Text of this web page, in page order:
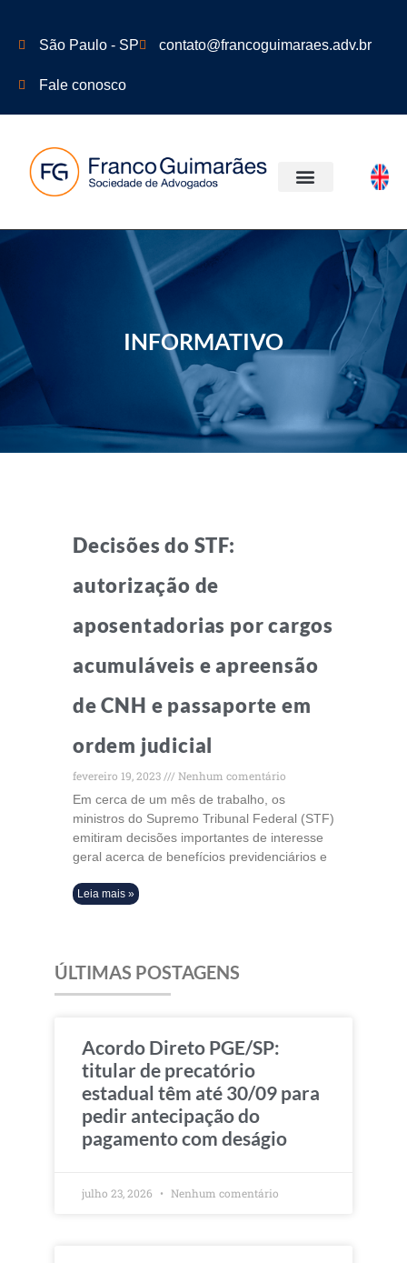
São Paulo - SP contato@francoguimaraes.adv.br
Fale conosco
INFORMATIVO
Decisões do STF:
autorização de
aposentadorias por cargos
acumuláveis e apreensão
de CNH e passaporte em
ordem judicial
fevereiro 19, 2023
Nenhum comentário
Em cerca de um mês de trabalho, os
ministros do Supremo Tribunal Federal (STF)
emitiram decisões importantes de interesse
geral acerca de benefícios previdenciários e
Leia mais »
ÚLTIMAS POSTAGENS
Acordo Direto PGE/SP:
titular de precatório
estadual têm até 30/09 para
pedir antecipação do
pagamento com deságio
julho 23, 2026 Nenhum comentário